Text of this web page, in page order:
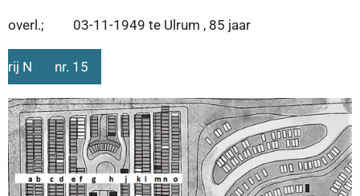
overl.; 03-11-1949 te Ulrum , 85 jaar
rij N nr. 15